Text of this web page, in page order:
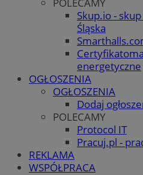
Skup.io -
Śląska
energetyczne
OGŁOSZENIA
OGŁOSZENIA
Dodaj
POLECAMY
Protocol IT
Pracuj.pl -
REKLAMA
WSPÓŁPRACA